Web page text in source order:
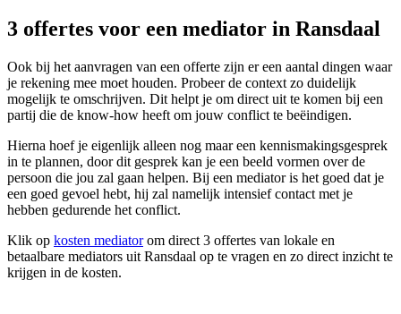
3 offertes voor een mediator in Ransdaal
Ook bij het aanvragen van een offerte zijn er een aantal dingen waar
je rekening mee moet houden. Probeer de context zo duidelijk
mogelijk te omschrijven. Dit helpt je om direct uit te komen bij een
partij die de know-how heeft om jouw conflict te beëindigen.
Hierna hoef je eigenlijk alleen nog maar een kennismakingsgesprek
in te plannen, door dit gesprek kan je een beeld vormen over de
persoon die jou zal gaan helpen. Bij een mediator is het goed dat je
een goed gevoel hebt, hij zal namelijk intensief contact met je
hebben gedurende het conflict.
Klik op kosten mediatorom direct 3 offertes van lokale en
betaalbare mediators uit Ransdaal op te vragen en zo direct inzicht te
krijgen in de kosten.